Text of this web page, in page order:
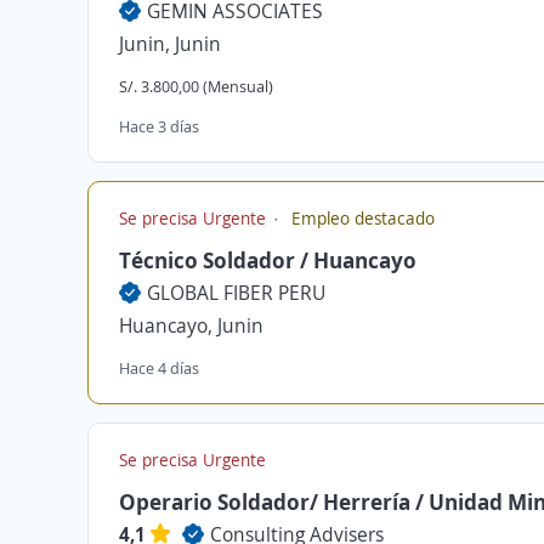
GEMIN ASSOCIATES
Junin, Junin
S/. 3.800,00 (Mensual)
Hace 3 días
Se precisa Urgente Empleo destacado
Técnico Soldador / Huancayo
GLOBAL FIBER PERU
Huancayo, Junin
Hace 4 días
Se precisa Urgente
Operario Soldador/ Herrería / Unidad
4,1 Consulting Advisers